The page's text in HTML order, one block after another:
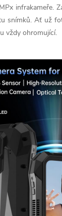
infrakameře.
snímků. Ať už
vždy ohromující.